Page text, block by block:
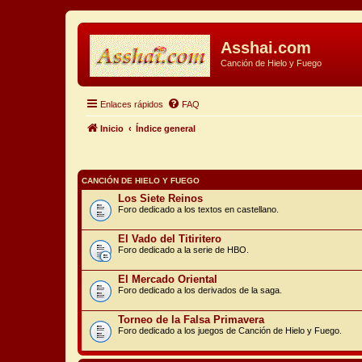
Asshai.com
Canción de Hielo y Fuego
Enlaces rápidos FAQ
Inicio Índice general
CANCIÓN DE HIELO Y FUEGO
Los Siete Reinos
Foro dedicado a los textos en castellano.
El Vado del Titiritero
Foro dedicado a la serie de HBO.
El Mercado Oriental
Foro dedicado a los derivados de la saga.
Torneo de la Falsa Primavera
Foro dedicado a los juegos de Canción de Hielo y Fuego.